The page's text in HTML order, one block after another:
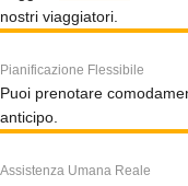
nostri viaggiatori.
Pianificazione Flessibile
Puoi prenotare
anticipo.
Assistenza Umana Reale